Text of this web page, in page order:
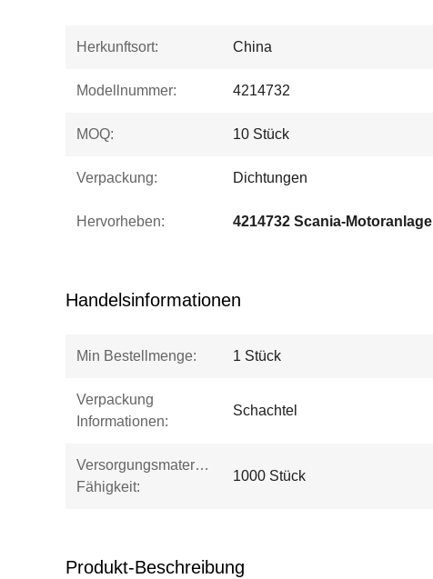
Herkunftsort: China
Modellnummer: 4214732
MOQ: 10 Stück
Verpackung: Dichtungen
Hervorheben: 4214732 Scania-Motoranlage
Handelsinformationen
Min Bestellmenge: 1 Stück
Verpackung
Informationen:
Schachtel
Versorgungsmaterial-
Fähigkeit:
1000 Stück
Produkt-Beschreibung